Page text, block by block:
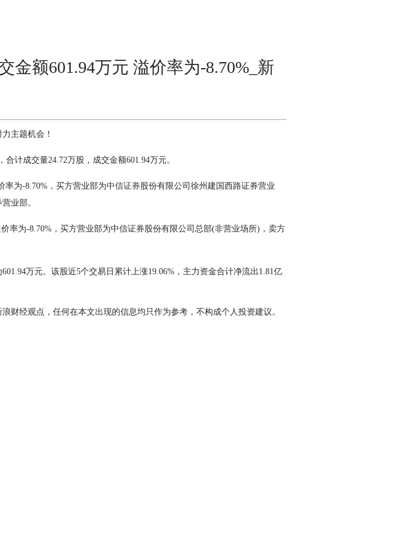
金额601.94万元 溢价率为-8.70%_新
主题机会！
计成交量24.72万股，成交金额601.94万元。
为-8.70%，买方营业部为中信证券股份有限公司徐州建国西路证券营业
业部。
为-8.70%，买方营业部为中信证券股份有限公司总部(非营业场所)，卖方
万元。该股近5个交易日累计上涨19.06%，主力资金合计净流出1.81亿
财经观点，任何在本文出现的信息均只作为参考，不构成个人投资建议。